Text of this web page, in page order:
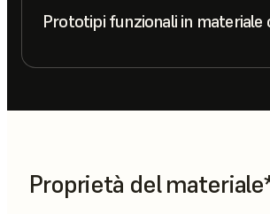
Prototipi funzionali in
Proprietà del